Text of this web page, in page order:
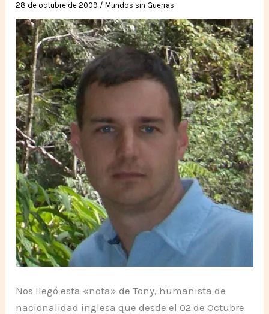
28 de octubre de 2009 /Mundos sin Guerras
Nos llegó esta «nota» de Tony, humanista de
nacionalidad inglesa que desde el 02 de Octubre